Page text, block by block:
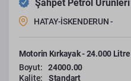
Şahpet Petrol Ürünleri
HATAY-İSKENDERUN -
Motorin Kırkayak - 24.000 Litre
Boyut:
24000.00
Kalite:
Standart